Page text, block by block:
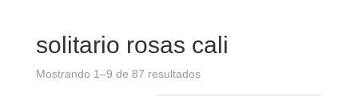
solitario rosas cali
Mostrando 1–9 de 87 resultadosOrdenado